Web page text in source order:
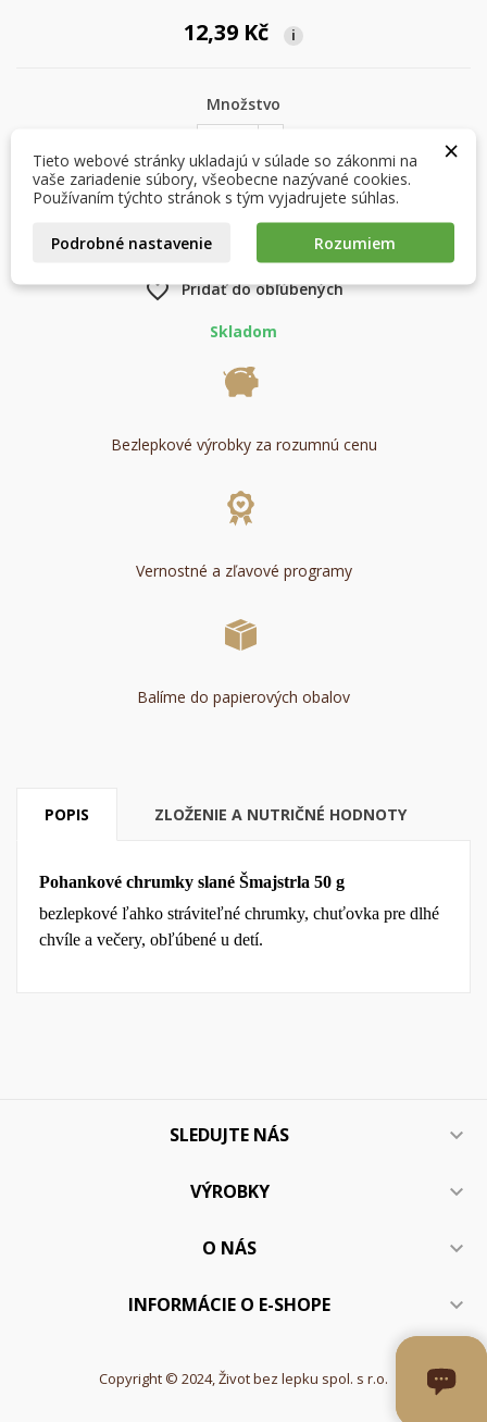
12,39 Kč i
Množstvo
VLOŽIŤ DO KOŠÍKA
favorite_border Pridať do obľúbených
Skladom
Bezlepkové výrobky za rozumnú cenu
Vernostné a zľavové programy
Balíme do papierových obalov
POPIS ZLOŽENIE A NUTRIČNÉ HODNOTY
Pohankové chrumky slané Šmajstrla 50 g
bezlepkové ľahko stráviteľné chrumky, chuťovka pre dlhé
chvíle a večery, obľúbené u detí.
SLEDUJTE NÁS 
VÝROBKY 
O NÁS 
INFORMÁCIE O E-SHOPE 
Môj zoznam prianí
add_circle_outline Vytvoriť nový zoznam
Názov zoznamu želaní
Vytvoriť zoznam želaní
Musíte byť prihlásený, aby ste si mohli výrobky uložiť do
svojho zoznamu želaní.
Prihlásiť sa
Copyright © 2024, Život bez lepku spol. s r.o.
×
Tieto webové stránky ukladajú v súlade so zákonmi na
vaše zariadenie súbory, všeobecne nazývané cookies.
Používaním týchto stránok s tým vyjadrujete súhlas.
Podrobné nastavenie Rozumiem